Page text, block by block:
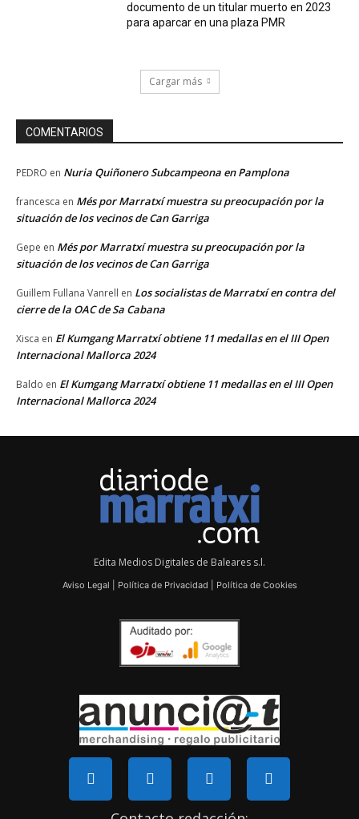
documento de un titular muerto en 2023
para aparcar en una plaza PMR
Cargar más
COMENTARIOS
PEDRO en Nuria Quiñonero Subcampeona en Pamplona
francesca en Més por Marratxí muestra su preocupación por la
situación de los vecinos de Can Garriga
Gepe en Més por Marratxí muestra su preocupación por la
situación de los vecinos de Can Garriga
Guillem Fullana Vanrell en Los socialistas de Marratxí en contra del
cierre de la OAC de Sa Cabana
Xisca en El Kumgang Marratxí obtiene 11 medallas en el III Open
Internacional Mallorca 2024
Baldo en El Kumgang Marratxí obtiene 11 medallas en el III Open
Internacional Mallorca 2024
Edita Medios Digitales de Baleares s.l.
Aviso Legal Política de Privacidad Política de Cookies